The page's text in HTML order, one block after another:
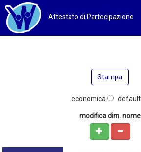
Attestato di Partecipazione
Stampa
economica default
modifica dim. nome